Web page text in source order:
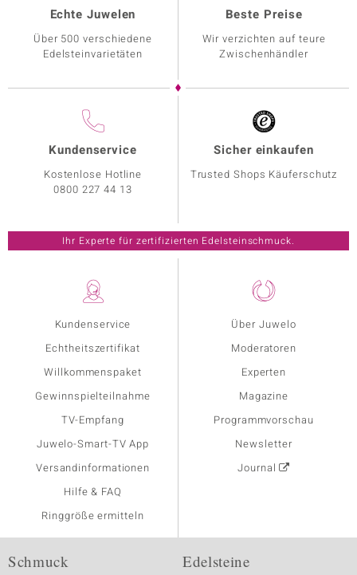
Kundenservice
Echtheitszertifikat
Willkommenspaket
Gewinnspielteilnahme
TV-Empfang
Juwelo-Smart-TV App
Versandinformationen
Hilfe & FAQ
Ringgröße ermitteln
Über Juwelo
Moderatoren
Experten
Magazine
Programmvorschau
Newsletter
Journal
Echte Juwelen
Über 500 verschiedene
Edelsteinvarietäten
Beste Preise
Wir verzichten auf teure
Zwischenhändler
Kundenservice
Kostenlose Hotline
0800 227 44 13
Sicher einkaufen
Trusted Shops Käuferschutz
Ihr Experte für zertifizierten Edelsteinschmuck.
Schmuck Edelsteine